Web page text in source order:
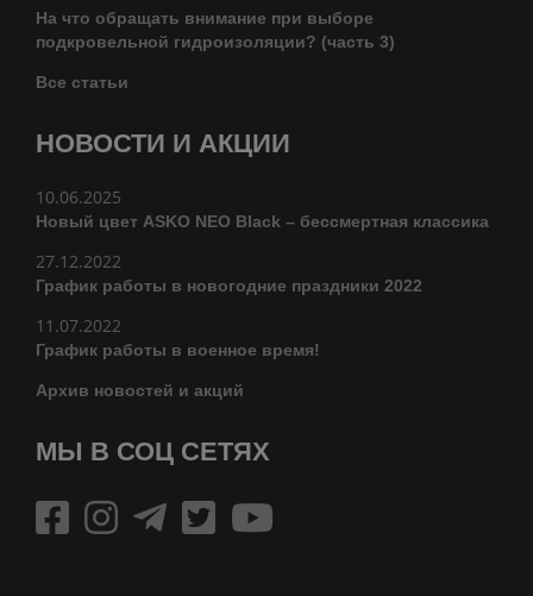
На что обращать внимание при выборе
подкровельной гидроизоляции? (часть 3)
Все статьи
НОВОСТИ И АКЦИИ
10.06.2025
Новый цвет ASKO NEO Black – бессмертная классика
27.12.2022
График работы в новогодние праздники 2022
11.07.2022
График работы в военное время!
Архив новостей и акций
МЫ В СОЦ СЕТЯХ